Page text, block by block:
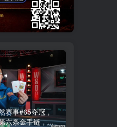
赛事#65夺冠，
六条金手链，...